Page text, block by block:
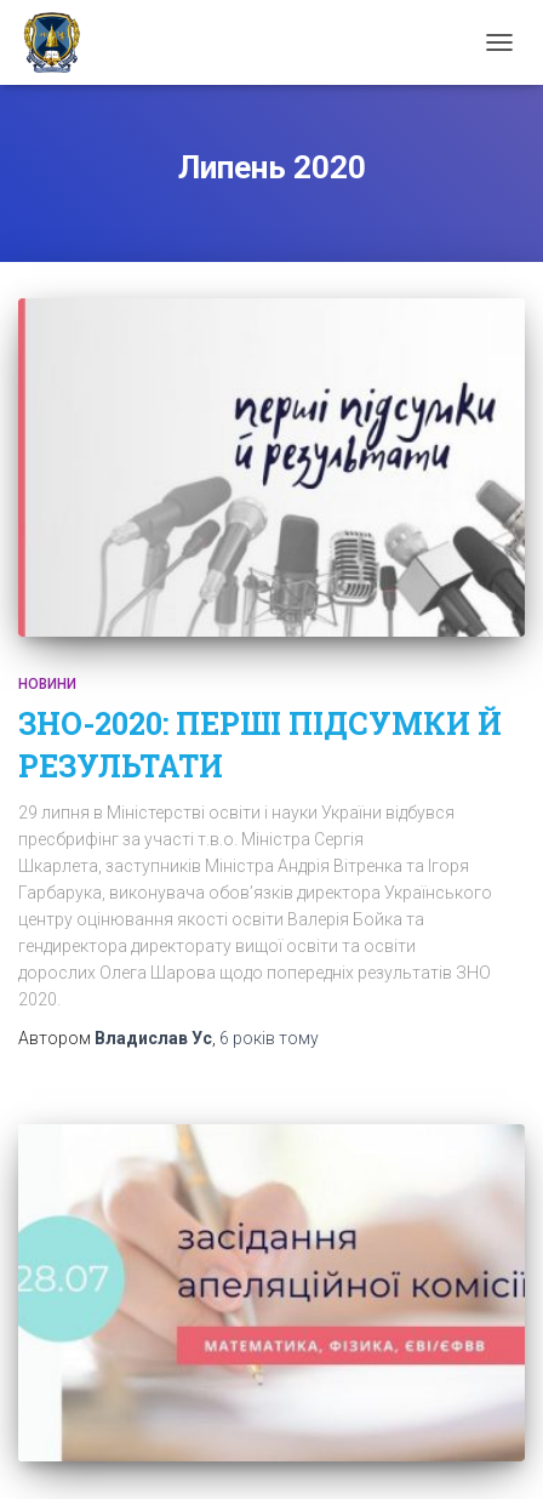
Липень 2020
НОВИНИ
ЗНО-2020: ПЕРШІ ПІДСУМКИ Й
РЕЗУЛЬТАТИ
29 липня в Міністерстві освіти і науки України відбувся
пресбрифінг за участі т.в.о. Міністра Сергія
Шкарлета, заступників Міністра Андрія Вітренка та Ігоря
Гарбарука, виконувача обов’язків директора Українського
центру оцінювання якості освіти Валерія Бойка та
гендиректора директорату вищої освіти та освіти
дорослих Олега Шарова щодо попередніх результатів ЗНО
2020.
Автором Владислав Ус 6 років тому